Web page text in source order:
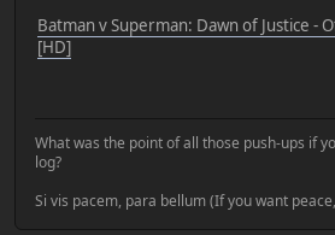
Batman v Superman: Dawn of Justice -
[HD]
What was the point of all those push-ups if
log?
Si vis pacem, para bellum (If you want